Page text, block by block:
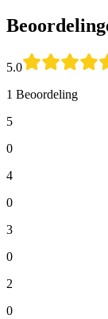
5.0
1 Beoordeling
5
0
4
0
3
0
2
0